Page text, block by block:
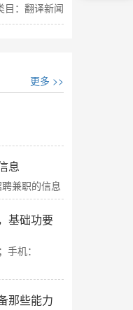
目：翻译新闻
更多 >>
息
兼职的信息
基础功要
机：
那些能力